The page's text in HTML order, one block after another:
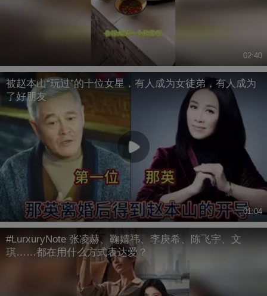
02:40
被赵本山“玩过”的十位女星，有人成为女徒弟，有人成为
了好朋友
01:04
#LurxuryNote 张凌赫、鞠婧祎、李庚希、陈飞宇、文
琪……都在用什么方式表达爱？